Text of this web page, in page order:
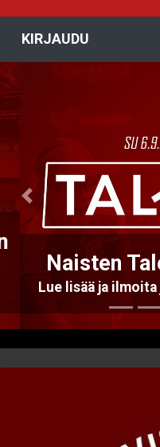
KIRJAUDU
Naisten
Lue lisää ja ilmoita
Previous